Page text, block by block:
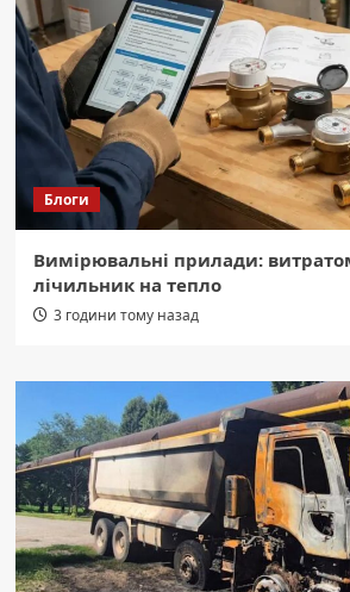
Блоги
Вимірювальні прилади:
лічильник на тепло
3 години тому назад